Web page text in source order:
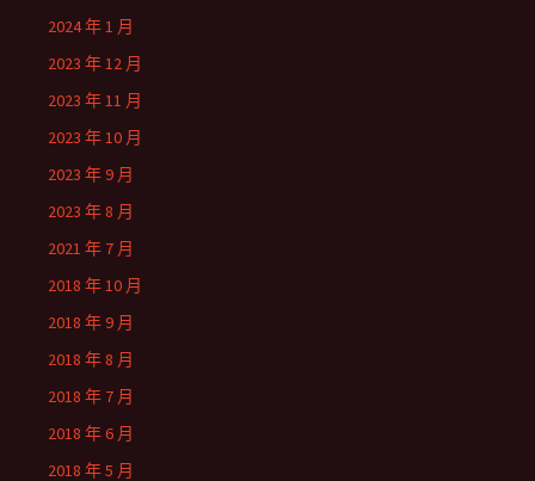
2024 年 1 月
2023 年 12 月
2023 年 11 月
2023 年 10 月
2023 年 9 月
2023 年 8 月
2021 年 7 月
2018 年 10 月
2018 年 9 月
2018 年 8 月
2018 年 7 月
2018 年 6 月
2018 年 5 月